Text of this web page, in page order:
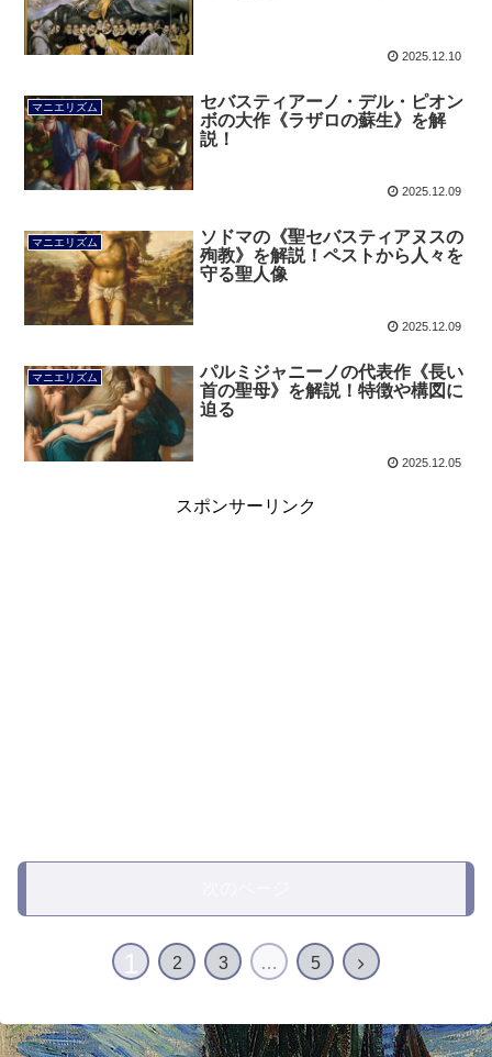
2025.12.10
マニエリズム
セバスティアーノ・デル・ピオン
ボの大作《ラザロの蘇生》を解
説！
2025.12.09
マニエリズム
ソドマの《聖セバスティアヌスの
殉教》を解説！ペストから人々を
守る聖人像
2025.12.09
マニエリズム
パルミジャニーノの代表作《長い
首の聖母》を解説！特徴や構図に
迫る
2025.12.05
スポンサーリンク
2 3 … 5